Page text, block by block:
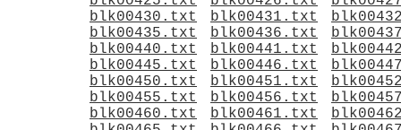
blk00430.txt
blk00431.txt
blk00435.txt
blk00436.txt
blk00440.txt
blk00441.txt
blk00445.txt
blk00446.txt
blk00450.txt
blk00451.txt
blk00455.txt
blk00456.txt
blk00460.txt
blk00461.txt